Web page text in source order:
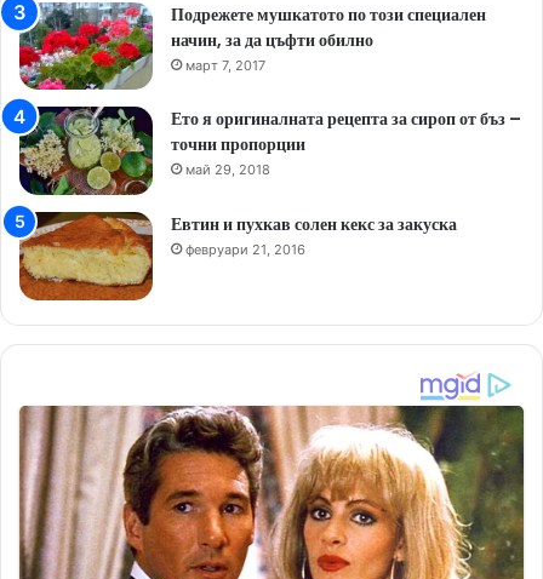
Подрежете мушкатото по този специален
начин, за да цъфти обилно
март 7, 2017
Ето я оригиналната рецепта за сироп от бъз –
точни пропорции
май 29, 2018
Евтин и пухкав солен кекс за закуска
февруари 21, 2016